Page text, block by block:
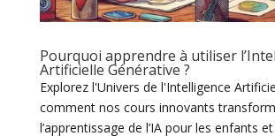
Pourquoi apprendre à utiliser
Artificielle Générative ?
Explorez l'Univers de l'Intelligence
comment nos cours innovants
l’apprentissage de l’IA pour les enfants